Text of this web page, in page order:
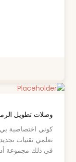
وصلات تطويل
كوني اختصاصية بي
تعلمي تقنيات
في ذلك مجموعة أدوات